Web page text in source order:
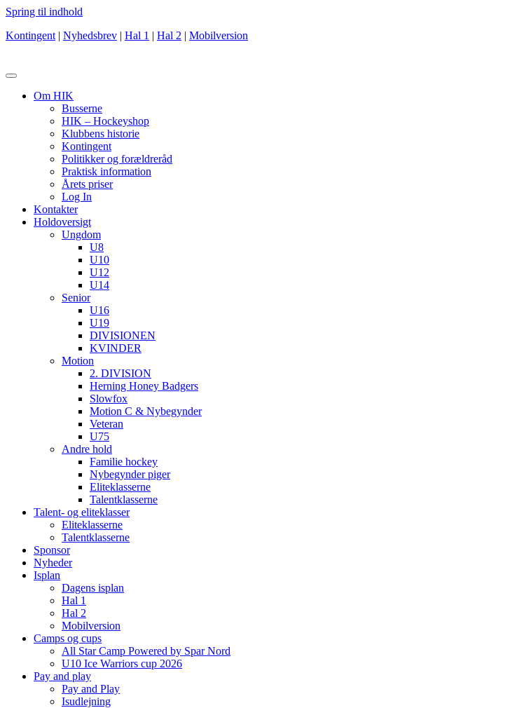
Spring til indhold
Kontingent | Nyhedsbrev | Hal 1 | Hal 2 | Mobilversion
Om HIK
Busserne
HIK – Hockeyshop
Klubbens historie
Kontingent
Politikker og forældreråd
Praktisk information
Årets priser
Log In
Kontakter
Holdoversigt
Ungdom
U8
U10
U12
U14
Senior
U16
U19
DIVISIONEN
KVINDER
Motion
2. DIVISION
Herning Honey Badgers
Slowfox
Motion C & Nybegynder
Veteran
U75
Andre hold
Familie hockey
Nybegynder piger
Eliteklasserne
Talentklasserne
Talent- og eliteklasser
Eliteklasserne
Talentklasserne
Sponsor
Nyheder
Isplan
Dagens isplan
Hal 1
Hal 2
Mobilversion
Camps og cups
All Star Camp Powered by Spar Nord
U10 Ice Warriors cup 2026
Pay and play
Pay and Play
Isudlejning